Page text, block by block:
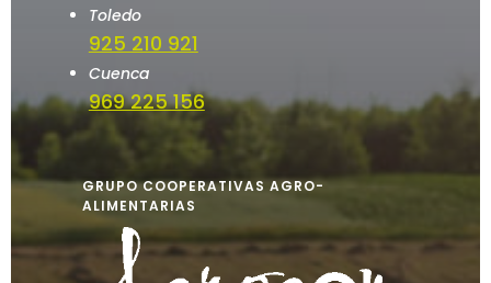
Toledo
925 210 921
Cuenca
969 225 156
GRUPO COOPERATIVAS AGRO-
ALIMENTARIAS